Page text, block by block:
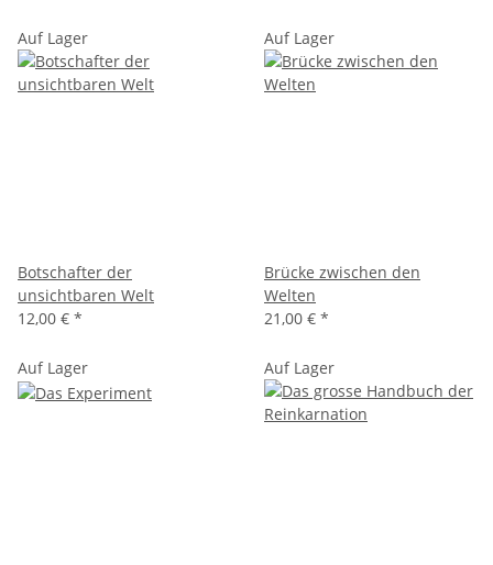
Auf Lager
Botschafter der
unsichtbaren Welt
12,00 € *
Auf Lager
Brücke zwischen den
Welten
21,00 € *
Auf Lager Auf Lager